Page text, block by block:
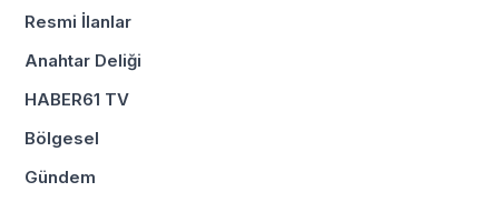
Resmi İlanlar
Anahtar Deliği
HABER61 TV
Bölgesel
Gündem